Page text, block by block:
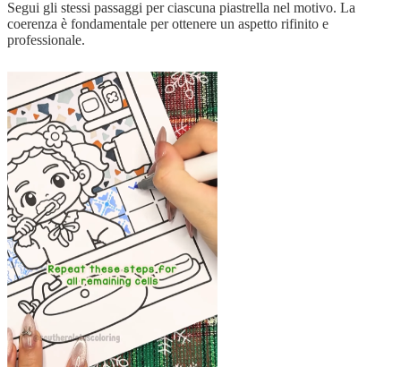
Segui gli stessi passaggi per ciascuna piastrella nel motivo. La
coerenza è fondamentale per ottenere un aspetto rifinito e
professionale.